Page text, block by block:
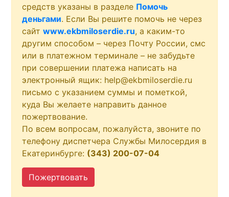
средств указаны в разделе Помочь
деньгами. Если Вы решите помочь не через
сайтwww.ekbmiloserdie.ru, а каким-то
другим способом – через Почту России, смс
или в платежном терминале – не забудьте
при совершении платежа написать на
электронный ящик: help@ekbmiloserdie.ru
письмо с указанием суммы и пометкой,
куда Вы желаете направить данное
пожертвование.
По всем вопросам, пожалуйста, звоните по
телефону диспетчера Службы Милосердия в
Екатеринбурге: (343) 200-07-04
Пожертвовать